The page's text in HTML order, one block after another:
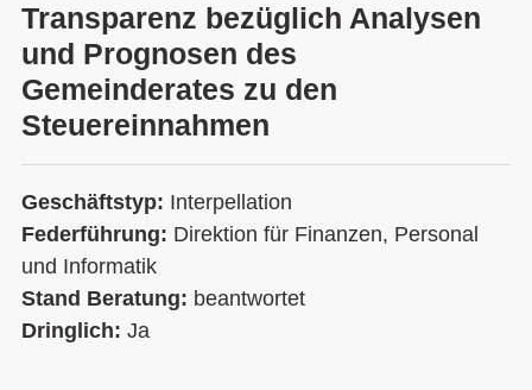
Transparenz bezüglich Analysen
und Prognosen des
Gemeinderates zu den
Steuereinnahmen
Geschäftstyp: Interpellation
Federführung: Direktion für Finanzen, Personal
und Informatik
Stand Beratung: beantwortet
Dringlich: Ja